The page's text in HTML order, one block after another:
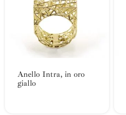
Anello Intra, in oro
giallo